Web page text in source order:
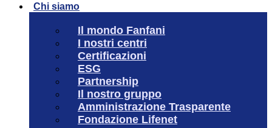
Chi siamo
Il mondo Fanfani
I nostri centri
Certificazioni
ESG
Partnership
Il nostro gruppo
Amministrazione Trasparente
Fondazione Lifenet